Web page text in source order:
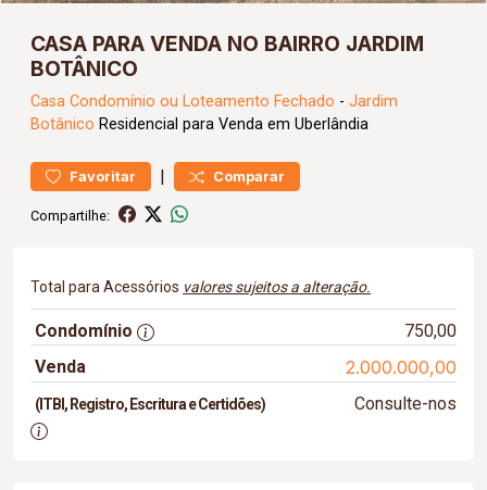
CASA PARA VENDA NO BAIRRO JARDIM
BOTÂNICO
Casa Condomínio ou Loteamento Fechado - Jardim
Botânico Residencial para Venda em Uberlândia
Favoritar | Comparar
Compartilhe:
Total para Acessórios valores sujeitos a alteração.
Condomínio
750,00
Venda
2.000.000,00
(ITBI, Registro, Escritura e Certidões) Consulte-nos